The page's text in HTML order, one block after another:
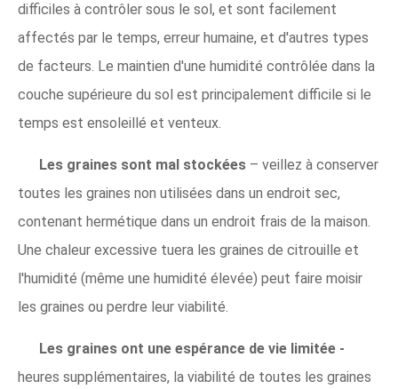
difficiles à contrôler sous le sol, et sont facilement
affectés par le temps, erreur humaine, et d'autres types
de facteurs. Le maintien d'une humidité contrôlée dans la
couche supérieure du sol est principalement difficile si le
temps est ensoleillé et venteux.
Les graines sont mal stockées – veillez à conserver
toutes les graines non utilisées dans un endroit sec,
contenant hermétique dans un endroit frais de la maison.
Une chaleur excessive tuera les graines de citrouille et
l'humidité (même une humidité élevée) peut faire moisir
les graines ou perdre leur viabilité.
Les graines ont une espérance de vie limitée -
heures supplémentaires, la viabilité de toutes les graines